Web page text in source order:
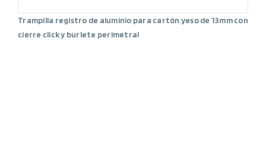
Trampilla registro de aluminio para cartón yeso de 13mm con
cierre click y burlete perimetral